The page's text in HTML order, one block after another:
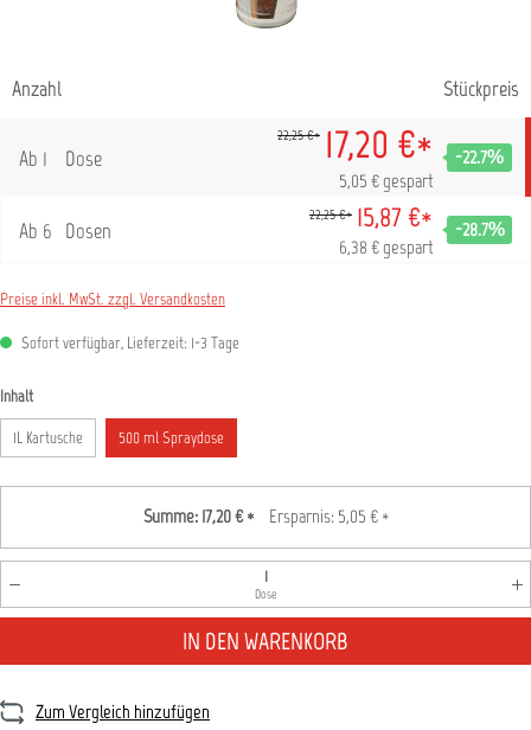
Anzahl Stückpreis
Ab 1 Dose
22,25 €* 17,20 €*
5,05 € gespart
-22.7%
Ab 6 Dosen
22,25 €* 15,87 €*
6,38 € gespart
-28.7%
Preise inkl. MwSt. zzgl. Versandkosten
Sofort verfügbar, Lieferzeit: 1-3 Tage
Inhaltauswählen
1L Kartusche 500 ml Spraydose
Summe: 17,20 €* Ersparnis: 5,05 €*
Produkt Anzahl: Gib den gewünschten Wert ein oder
Dose
IN DEN WARENKORB
Zum Vergleich hinzufügen